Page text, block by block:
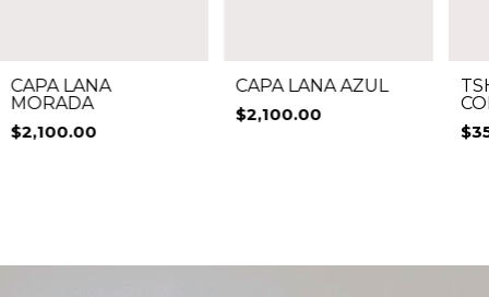
CAPA LANA
MORADA
$2,100.00
CAPA LANA AZUL
$2,100.00